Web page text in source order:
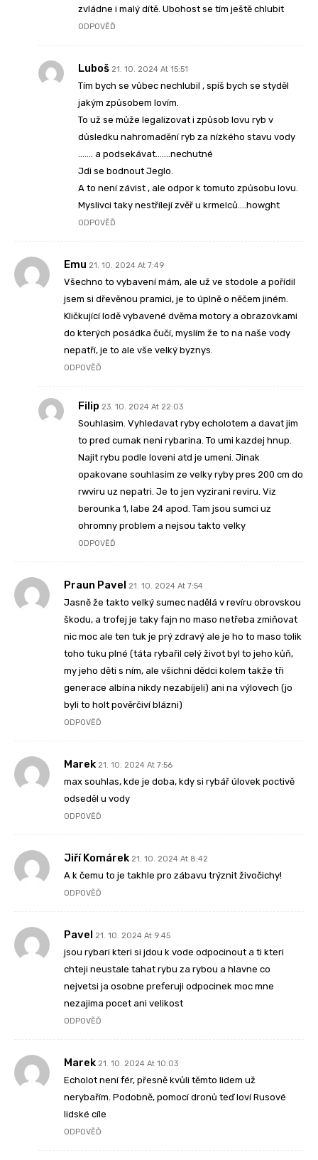
zvládne i malý dítě. Ubohost se tím ještě chlubit
ODPOVĚĎ
Luboš 21. 10. 2024 At 15:51
Tím bych se vůbec nechlubil , spíš bych se styděl
jakým způsobem lovím.
To už se může legalizovat i způsob lovu ryb v
důsledku nahromadění ryb za nízkého stavu vody
……. a podsekávat…….nechutné
Jdi se bodnout Jeglo.
A to není závist , ale odpor k tomuto způsobu lovu.
Myslivci taky nestřílejí zvěř u krmelců….howght
ODPOVĚĎ
Emu 21. 10. 2024 At 7:49
Všechno to vybavení mám, ale už ve stodole a pořídil
jsem si dřevěnou pramici, je to úplně o něčem jiném.
Kličkující lodě vybavené dvěma motory a obrazovkami
do kterých posádka čučí, myslím že to na naše vody
nepatří, je to ale vše velký byznys.
ODPOVĚĎ
Filip 23. 10. 2024 At 22:03
Souhlasim. Vyhledavat ryby echolotem a davat jim
to pred cumak neni rybarina. To umi kazdej hnup.
Najit rybu podle loveni atd je umeni. Jinak
opakovane souhlasim ze velky ryby pres 200 cm do
rwviru uz nepatri. Je to jen vyzirani reviru. Viz
berounka 1, labe 24 apod. Tam jsou sumci uz
ohromny problem a nejsou takto velky
ODPOVĚĎ
Praun Pavel 21. 10. 2024 At 7:54
Jasně že takto velký sumec nadělá v revíru obrovskou
škodu, a trofej je taky fajn no maso netřeba zmiňovat
nic moc ale ten tuk je prý zdravý ale je ho to maso tolik
toho tuku plné (táta rybařil celý život byl to jeho kůň,
my jeho děti s ním, ale všichni dědci kolem takže tři
generace albína nikdy nezabíjeli) ani na výlovech (jo
byli to holt pověrčiví blázni)
ODPOVĚĎ
Marek 21. 10. 2024 At 7:56
max souhlas, kde je doba, kdy si rybář úlovek poctivě
odseděl u vody
ODPOVĚĎ
Jiří Komárek 21. 10. 2024 At 8:42
A k čemu to je takhle pro zábavu trýznit živočichy!
ODPOVĚĎ
Pavel 21. 10. 2024 At 9:45
jsou rybari kteri si jdou k vode odpocinout a ti kteri
chteji neustale tahat rybu za rybou a hlavne co
nejvetsi ja osobne preferuji odpocinek moc mne
nezajima pocet ani velikost
ODPOVĚĎ
Marek 21. 10. 2024 At 10:03
Echolot není fér, přesně kvůli těmto lidem už
nerybařím. Podobně, pomocí dronů teď loví Rusové
lidské cíle
ODPOVĚĎ